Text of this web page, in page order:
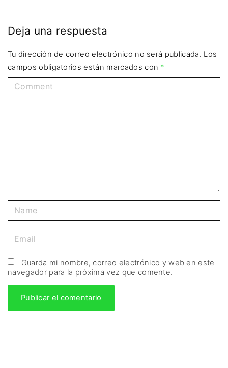
Deja una respuesta
Tu dirección de correo electrónico no será publicada. Los
campos obligatorios están marcados con *
Guarda mi nombre, correo electrónico y web en este
navegador para la próxima vez que comente.